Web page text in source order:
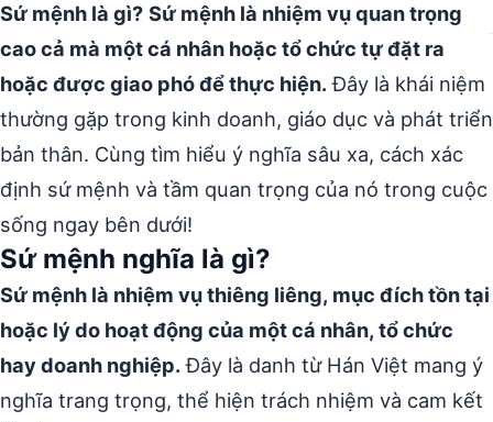
Sứ mệnh là gì? Sứ mệnh là nhiệm vụ quan trọng,
cao cả mà một cá nhân hoặc tổ chức tự đặt ra
hoặc được giao phó để thực hiện.Đây là khái niệm
thường gặp trong kinh doanh, giáo dục và phát triển
bản thân. Cùng tìm hiểu ý nghĩa sâu xa, cách xác
định sứ mệnh và tầm quan trọng của nó trong cuộc
sống ngay bên dưới!
Sứ mệnh nghĩa là gì?
Sứ mệnh là nhiệm vụ thiêng liêng, mục đích tồn tại
hoặc lý do hoạt động của một cá nhân, tổ chức
hay doanh nghiệp.Đây là danh từ Hán Việt mang ý
nghĩa trang trọng, thể hiện trách nhiệm và cam kết